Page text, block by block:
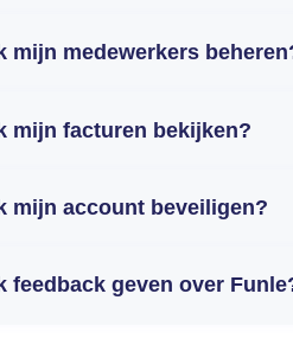
mijn medewerkers
mijn facturen bekijken?
mijn account beveiligen?
feedback geven over